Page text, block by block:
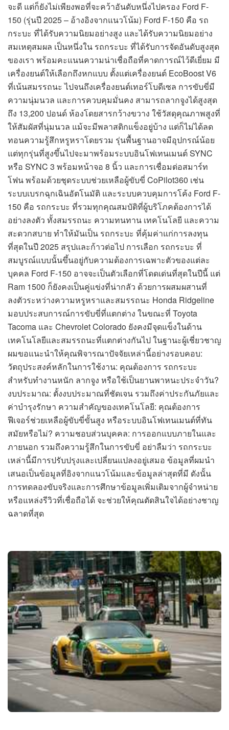
จะดี แต่ก็ยังไม่เพียงพอที่จะคว้าอันดับหนึ่งไปครอง Ford F-
150 (รุ่นปี 2025 – อ้างอิงจากแนวโน้ม) Ford F-150 คือ รถ
กระบะ ที่ได้รับความนิยมอย่างสูง และได้รับความนิยมอย่าง
สมเหตุสมผล เป็นหนึ่งใน รถกระบะ ที่ได้รับการจัดอันดับสูงสุด
ของเรา พร้อมคะแนนความน่าเชื่อถือที่คาดการณ์ไว้ดีเยี่ยม มี
เครื่องยนต์ให้เลือกถึงหกแบบ ตั้งแต่เครื่องยนต์ EcoBoost V6
ที่เน้นสมรรถนะ ไปจนถึงเครื่องยนต์เทอร์โบดีเซล การขับขี่มี
ความนุ่มนวล และการควบคุมมั่นคง สามารถลากจูงได้สูงสุด
ถึง 13,200 ปอนด์ ห้องโดยสารกว้างขวาง ใช้วัสดุคุณภาพสูงที่
ให้สัมผัสที่นุ่มนวล แม้จะมีพลาสติกแข็งอยู่บ้าง แต่ก็ไม่ได้ลด
ทอนความรู้สึกหรูหราโดยรวม รุ่นพื้นฐานอาจมีอุปกรณ์น้อย
แต่ทุกรุ่นที่สูงขึ้นไปจะมาพร้อมระบบอินโฟเทนเมนต์ SYNC
หรือ SYNC 3 พร้อมหน้าจอ 8 นิ้ว และการเชื่อมต่อสมาร์ท
โฟน พร้อมด้วยชุดระบบช่วยเหลือผู้ขับขี่ CoPilot360 เช่น
ระบบเบรกฉุกเฉินอัตโนมัติ และระบบควบคุมการโค้ง Ford F-
150 คือ รถกระบะ ที่รวมทุกคุณสมบัติที่ผู้บริโภคต้องการได้
อย่างลงตัว ทั้งสมรรถนะ ความทนทาน เทคโนโลยี และความ
สะดวกสบาย ทำให้มันเป็น รถกระบะ ที่คุ้มค่าแก่การลงทุน
ที่สุดในปี 2025 สรุปและก้าวต่อไป การเลือก รถกระบะ ที่
สมบูรณ์แบบนั้นขึ้นอยู่กับความต้องการเฉพาะตัวของแต่ละ
บุคคล Ford F-150 อาจจะเป็นตัวเลือกที่โดดเด่นที่สุดในปีนี้ แต่
Ram 1500 ก็ยังคงเป็นคู่แข่งที่น่ากลัว ด้วยการผสมผสานที่
ลงตัวระหว่างความหรูหราและสมรรถนะ Honda Ridgeline
มอบประสบการณ์การขับขี่ที่แตกต่าง ในขณะที่ Toyota
Tacoma และ Chevrolet Colorado ยังคงมีจุดแข็งในด้าน
เทคโนโลยีและสมรรถนะที่แตกต่างกันไป ในฐานะผู้เชี่ยวชาญ
ผมขอแนะนำให้คุณพิจารณาปัจจัยเหล่านี้อย่างรอบคอบ:
วัตถุประสงค์หลักในการใช้งาน: คุณต้องการ รถกระบะ
สำหรับทำงานหนัก ลากจูง หรือใช้เป็นยานพาหนะประจำวัน?
งบประมาณ: ตั้งงบประมาณที่ชัดเจน รวมถึงค่าประกันภัยและ
ค่าบำรุงรักษา ความสำคัญของเทคโนโลยี: คุณต้องการ
ฟีเจอร์ช่วยเหลือผู้ขับขี่ขั้นสูง หรือระบบอินโฟเทนเมนต์ที่ทัน
สมัยหรือไม่? ความชอบส่วนบุคคล: การออกแบบภายในและ
ภายนอก รวมถึงความรู้สึกในการขับขี่ อย่าลืมว่า รถกระบะ
เหล่านี้มีการปรับปรุงและเปลี่ยนแปลงอยู่เสมอ ข้อมูลที่ผมนำ
เสนอเป็นข้อมูลที่อิงจากแนวโน้มและข้อมูลล่าสุดที่มี ดังนั้น
การทดลองขับจริงและการศึกษาข้อมูลเพิ่มเติมจากผู้จำหน่าย
หรือแหล่งรีวิวที่เชื่อถือได้ จะช่วยให้คุณตัดสินใจได้อย่างชาญ
ฉลาดที่สุด